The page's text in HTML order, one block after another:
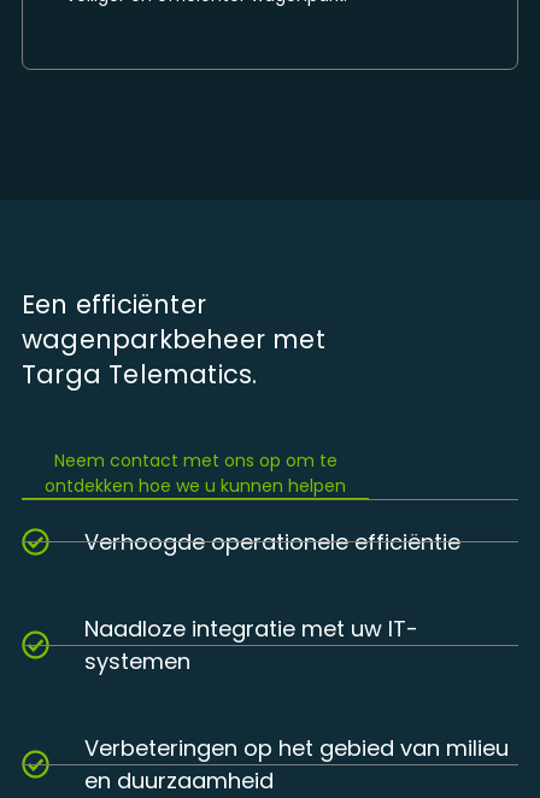
Een efficiënter
wagenparkbeheer met
Targa Telematics.
Neem contact met ons op om te
ontdekken hoe we u kunnen helpen
Verhoogde operationele efficiëntie
Naadloze integratie met uw IT-
systemen
Verbeteringen op het gebied van milieu
en duurzaamheid